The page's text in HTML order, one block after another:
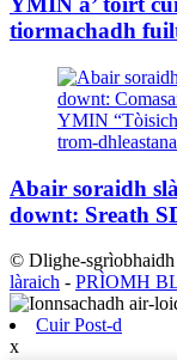
tiormachadh
Abair soraidh
downt: Sreath
© Dlighe-sgrìobhaidh
làraich - PRÌOMH
Cuir Post-d
x